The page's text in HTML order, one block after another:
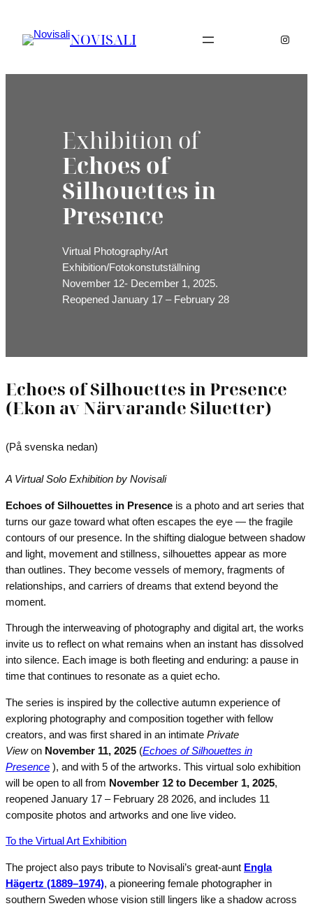
content
NOVISALI
Exhibition of
Echoes of
Silhouettes in
Presence
Virtual Photography/Art
Exhibition/Fotokonstutställning
November 12- December 1, 2025.
Reopened January 17 – February 28
Echoes of Silhouettes in Presence
(Ekon av Närvarande Siluetter)
(På svenska nedan)
A Virtual Solo Exhibition by Novisali
Echoes of Silhouettes in Presence is a photo and art series that
turns our gaze toward what often escapes the eye — the fragile
contours of our presence. In the shifting dialogue between shadow
and light, movement and stillness, silhouettes appear as more
than outlines. They become vessels of memory, fragments of
relationships, and carriers of dreams that extend beyond the
moment.
Through the interweaving of photography and digital art, the works
invite us to reflect on what remains when an instant has dissolved
into silence. Each image is both fleeting and enduring: a pause in
time that continues to resonate as a quiet echo.
The series is inspired by the collective autumn experience of
exploring photography and composition together with fellow
creators, and was first shared in an intimate Private
Viewon November 11, 2025 (Echoes of Silhouettes in
Presence ), and with 5 of the artworks. This virtual solo exhibition
will be open to all from November 12 to December 1, 2025,
reopened January 17 – February 28 2026, and includes 11
composite photos and artworks and one live video.
To the Virtual Art Exhibition
The project also pays tribute to Novisali’s great-aunt Engla
Hägertz (1889–1974), a pioneering female photographer in
southern Sweden whose vision still lingers like a shadow across